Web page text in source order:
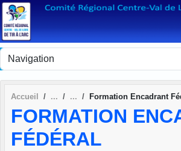
Accueil Formation Encadrant
FORMATION
FÉDÉRAL
Panneau de gestion des cookies